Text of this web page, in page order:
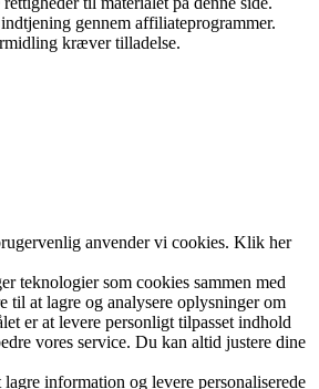
gennem affiliateprogrammer.
kræver tilladelse.
anvender vi cookies. Klik her
teknologier som cookies sammen med
til at lagre og analysere oplysninger om
er at levere personligt tilpasset indhold
vores service. Du kan altid justere dine
information og levere personaliserede